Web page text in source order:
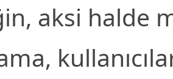
aksi halde